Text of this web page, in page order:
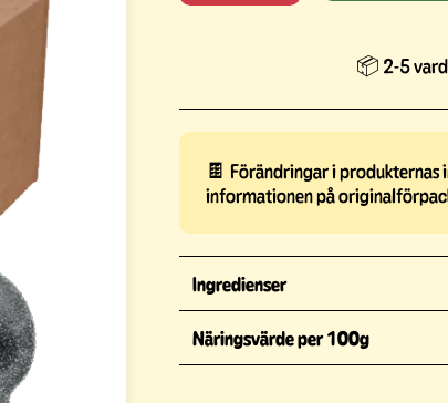
📦 2-5
🍫 Förändringar i
informationen på
Ingredienser
Näringsvärde per 100g